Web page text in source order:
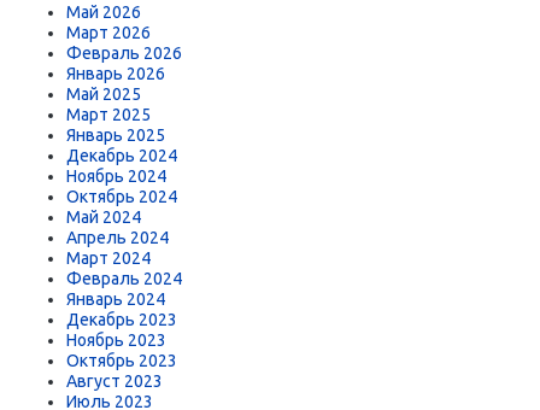
Май 2026
Март 2026
Февраль 2026
Январь 2026
Май 2025
Март 2025
Январь 2025
Декабрь 2024
Ноябрь 2024
Октябрь 2024
Май 2024
Апрель 2024
Март 2024
Февраль 2024
Январь 2024
Декабрь 2023
Ноябрь 2023
Октябрь 2023
Август 2023
Июль 2023